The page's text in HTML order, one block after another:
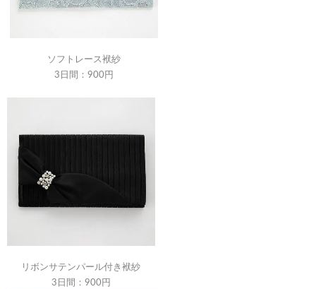
ソフトレース袱紗
3日間：900円
リボンサテンパール付き袱紗
3日間：900円